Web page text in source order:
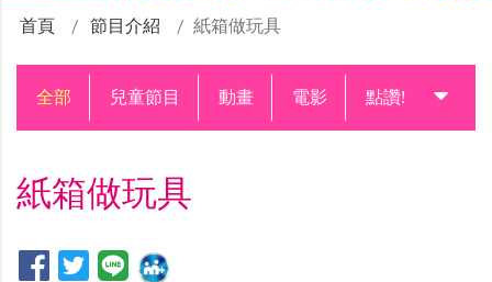
首頁 節目介紹 紙箱做玩具
全部 兒童節目 動畫 電影 點讚!升級中
紙箱做玩具